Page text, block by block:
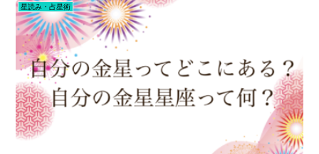
星読み・占星術